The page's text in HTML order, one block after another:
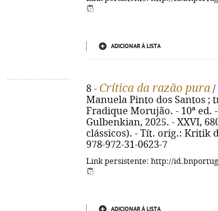
ADICIONAR À LISTA
8 - Crítica da razão pura /
Manuela Pinto dos Santos ;
Fradique Morujão. - 10ª ed.
Gulbenkian, 2025. - XXVI,
clássicos). - Tít. orig.: Kritik
978-972-31-0623-7
Link persistente: http://
ADICIONAR À LISTA